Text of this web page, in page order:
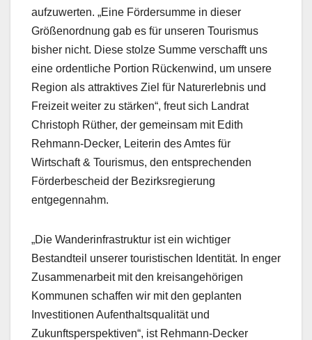
aufzuwerten. „Eine Fördersumme in dieser
Größenordnung gab es für unseren Tourismus
bisher nicht. Diese stolze Summe verschafft uns
eine ordentliche Portion Rückenwind, um unsere
Region als attraktives Ziel für Naturerlebnis und
Freizeit weiter zu stärken“, freut sich Landrat
Christoph Rüther, der gemeinsam mit Edith
Rehmann-Decker, Leiterin des Amtes für
Wirtschaft & Tourismus, den entsprechenden
Förderbescheid der Bezirksregierung
entgegennahm.
„Die Wanderinfrastruktur ist ein wichtiger
Bestandteil unserer touristischen Identität. In enger
Zusammenarbeit mit den kreisangehörigen
Kommunen schaffen wir mit den geplanten
Investitionen Aufenthaltsqualität und
Zukunftsperspektiven“, ist Rehmann-Decker